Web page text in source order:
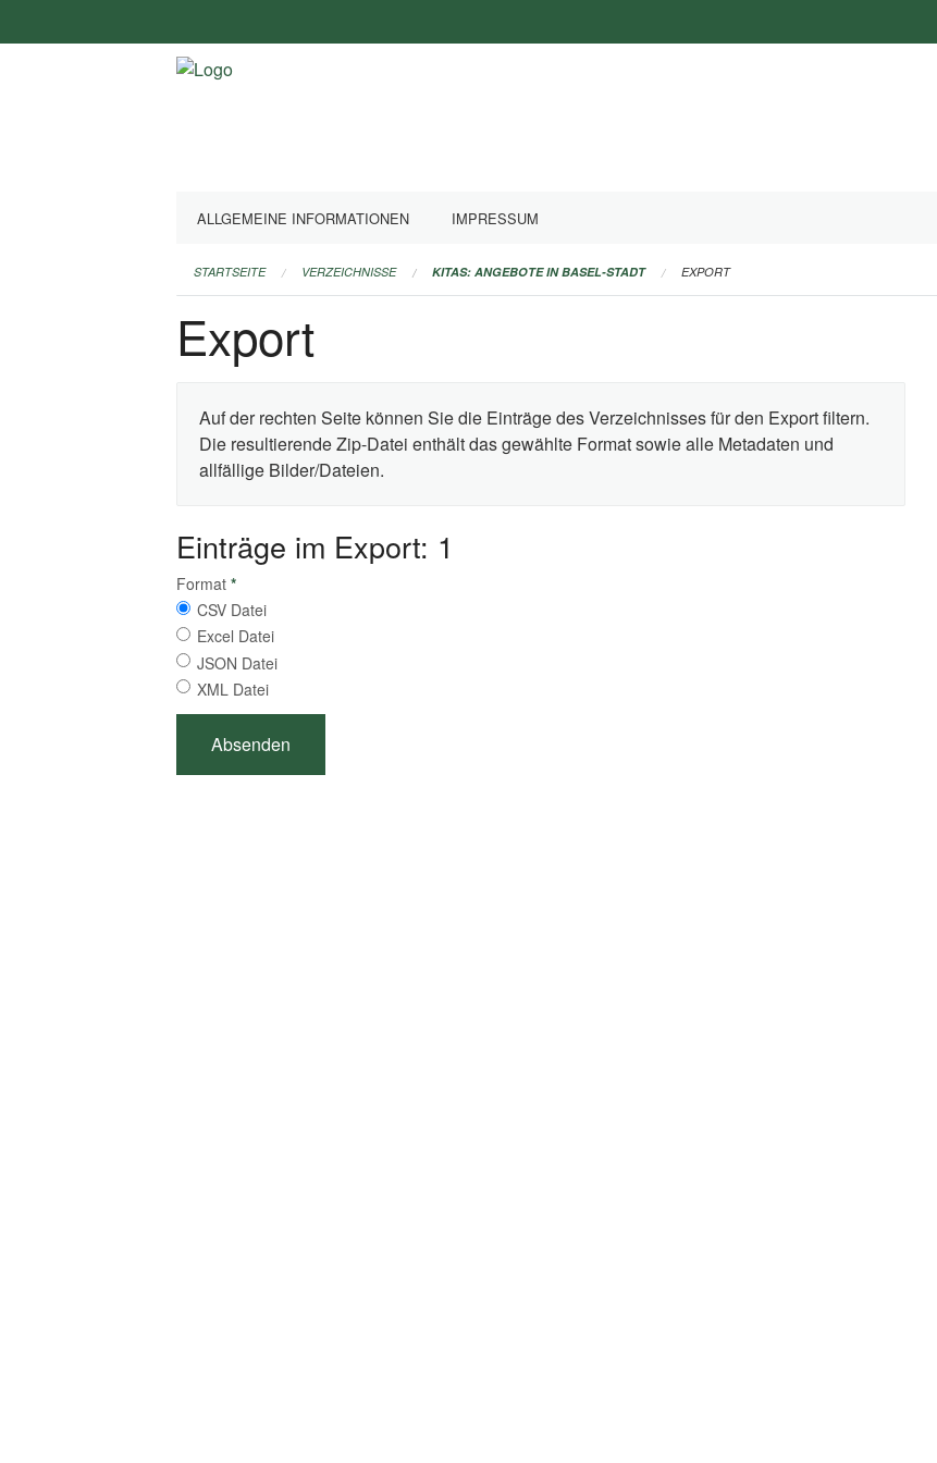
überspringen
ALLGEMEINE INFORMATIONEN IMPRESSUM
STARTSEITE VERZEICHNISSE KITAS: ANGEBOTE IN BASEL-STADT EXPORT
Export
Auf der rechten Seite können Sie die Einträge des Verzeichnisses für den Export filtern.
Die resultierende Zip-Datei enthält das gewählte Format sowie alle Metadaten und
allfällige Bilder/Dateien.
Einträge im Export: 1
Format *
CSV Datei
Excel Datei
JSON Datei
XML Datei